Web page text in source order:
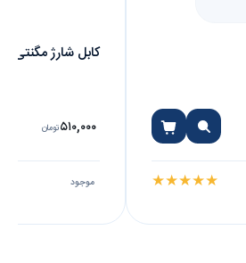
★★★★★
کابل شارژ مگنتی
۵۱۰,۰۰۰تومان
موجود